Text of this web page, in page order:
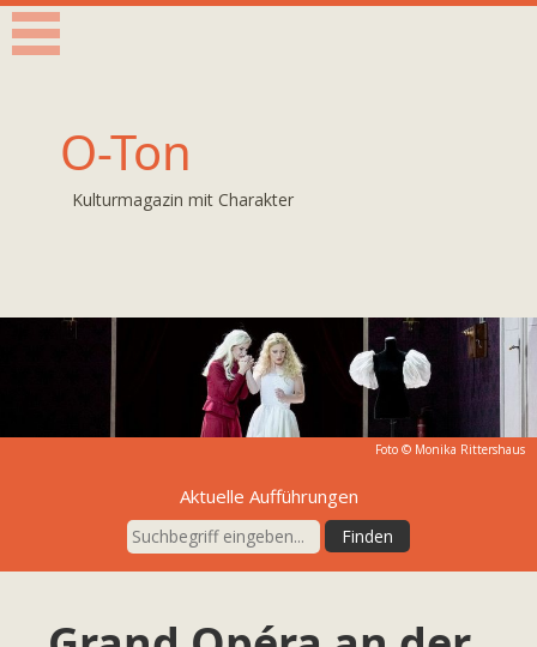
O-Ton
Kulturmagazin mit Charakter
Foto © Monika Rittershaus
Aktuelle Aufführungen